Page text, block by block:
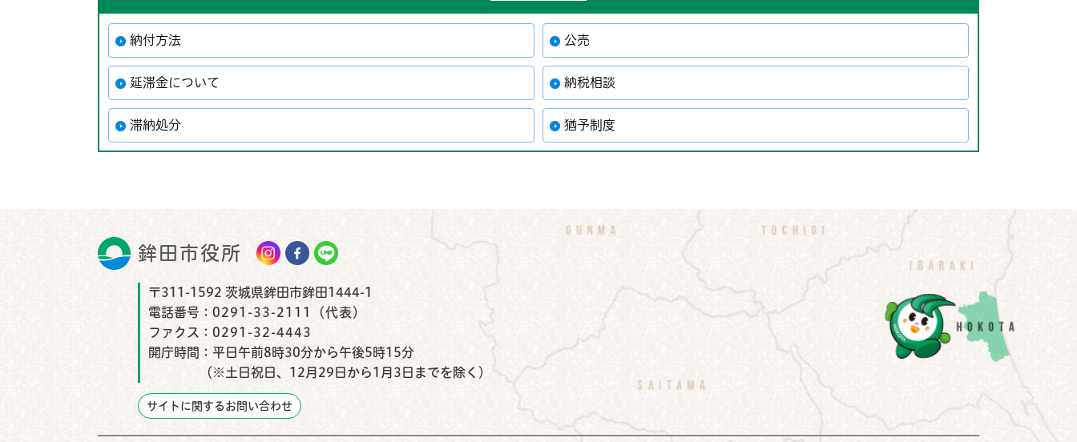
納付方法 公売
延滞金について 納税相談
滞納処分 猶予制度
鉾田市役所 鉾田市公式Instagram
鉾田市公式Facebook
鉾田市公式LINE
〒311-1592 茨城県鉾田市鉾田1444-1
電話番号： 0291-33-2111（代表）
ファクス： 0291-32-4443
開庁時間： 平日午前8時30分から午後5時15分
（※土日祝日、12月29日から1月3日までを除く）
サイトに関するお問い合わせ